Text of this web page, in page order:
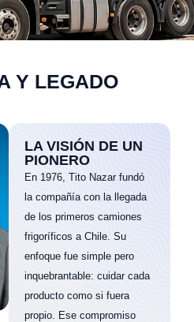
Y LEGADO
LA VISIÓN DE UN
PIONERO
En 1976, Tito Nazar fundó
la compañía con la llegada
de los primeros camiones
frigoríficos a Chile. Su
enfoque fue simple pero
inquebrantable: cuidar cada
producto como si fuera
propio. Ese compromiso